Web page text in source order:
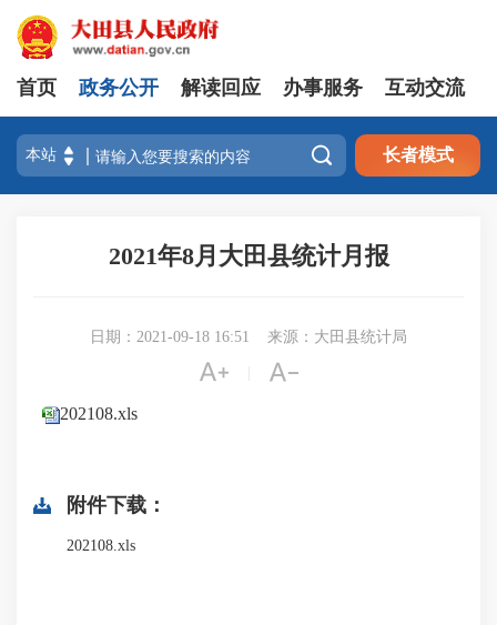
首页 政务公开 解读回应 办事服务 互动交流
 长者模式
2021年8月大田县统计月报
日期：2021-09-18 16:51 来源：大田县统计局
 
202108.xls
附件下载：
202108.xls